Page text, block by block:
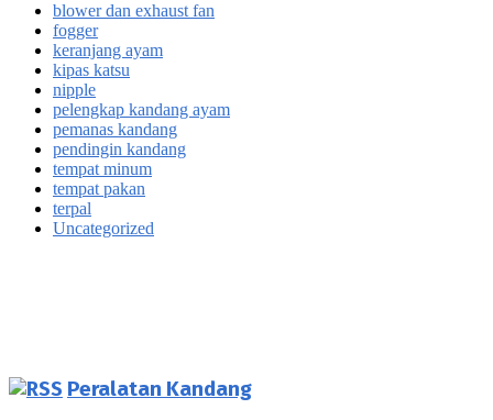
blower dan exhaust fan
fogger
keranjang ayam
kipas katsu
nipple
pelengkap kandang ayam
pemanas kandang
pendingin kandang
tempat minum
tempat pakan
terpal
Uncategorized
Peralatan Kandang